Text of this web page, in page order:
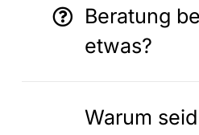
Beratung
etwas?
Warum